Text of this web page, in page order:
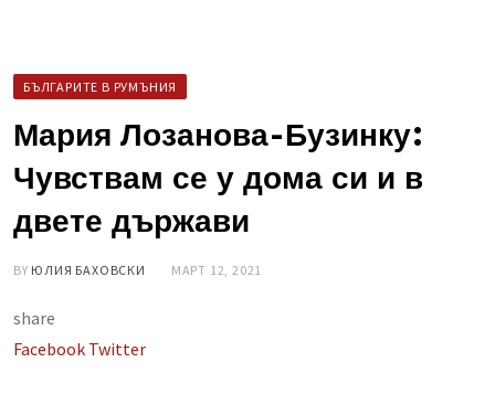
БЪЛГАРИТЕ В РУМЪНИЯ
Мария Лозанова-Бузинку:
Чувствам се у дома си и в
двете държави
BY ЮЛИЯ БАХОВСКИ МАРТ 12, 2021
share
Facebook TwitterLinkedIn
Whatsapp
Share